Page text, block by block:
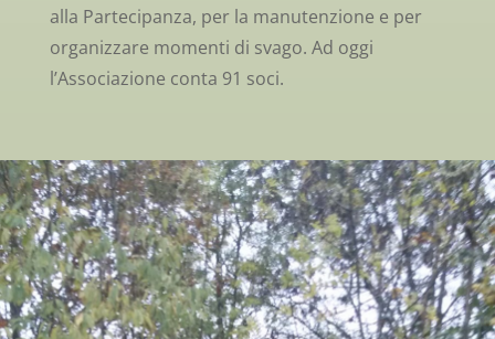
alla Partecipanza, per la manutenzione e per
organizzare momenti di svago. Ad oggi
l’Associazione conta 91 soci.